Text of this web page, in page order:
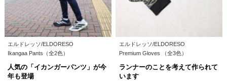
エルドレッソ/ELDORESO
Ikangaa Pants（全2色）
人気の「イカンガーパンツ」が今
年も登場
エルドレッソ/ELDORESO
Premium Gloves （全3色）
ランナーのことを考えて作られて
います